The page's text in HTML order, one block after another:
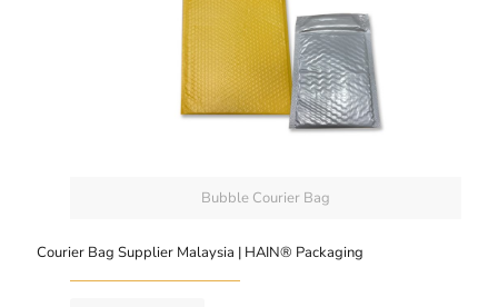
Bubble Courier Bag
Courier Bag Supplier Malaysia | HAIN® Packaging